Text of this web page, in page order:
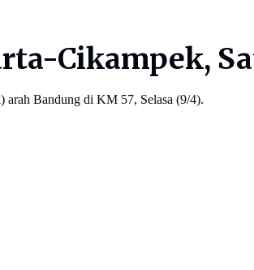
Cikampek,
arah Bandung di KM 57, Selasa (9/4).